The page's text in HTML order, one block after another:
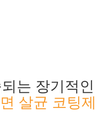
는 장기적인
살균 코팅제